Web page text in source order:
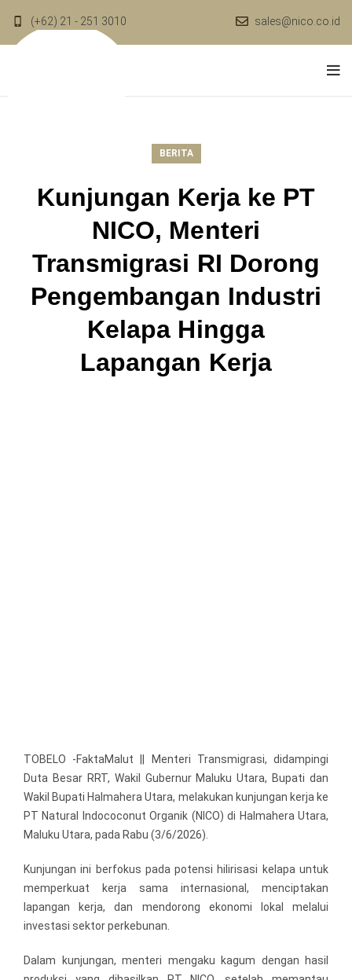
(+62) 21 - 251 3010 sales@nico.co.id
BERITA
Kunjungan Kerja ke PT
NICO, Menteri
Transmigrasi RI Dorong
Pengembangan Industri
Kelapa Hingga
Lapangan Kerja
TOBELO -FaktaMalut || Menteri Transmigrasi, didampingi
Duta Besar RRT, Wakil Gubernur Maluku Utara, Bupati dan
Wakil Bupati Halmahera Utara, melakukan kunjungan kerja ke
PT Natural Indococonut Organik (NICO) di Halmahera Utara,
Maluku Utara, pada Rabu (3/6/2026).
Kunjungan ini berfokus pada potensi hilirisasi kelapa untuk
memperkuat kerja sama internasional, menciptakan
lapangan kerja, dan mendorong ekonomi lokal melalui
investasi sektor perkebunan.
Dalam kunjungan, menteri mengaku kagum dengan hasil